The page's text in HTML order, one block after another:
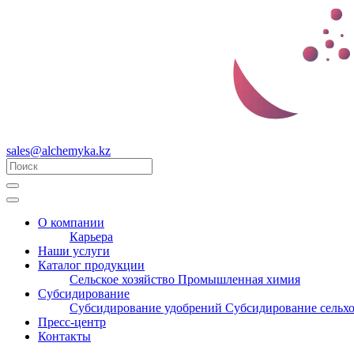
sales@alchemyka.kz
О компании
Карьера
Наши услуги
Каталог продукции
Сельское хозяйство Промышленная химия
Субсидирование
Субсидирование удобрений Субсидирование
Пресс-центр
Контакты